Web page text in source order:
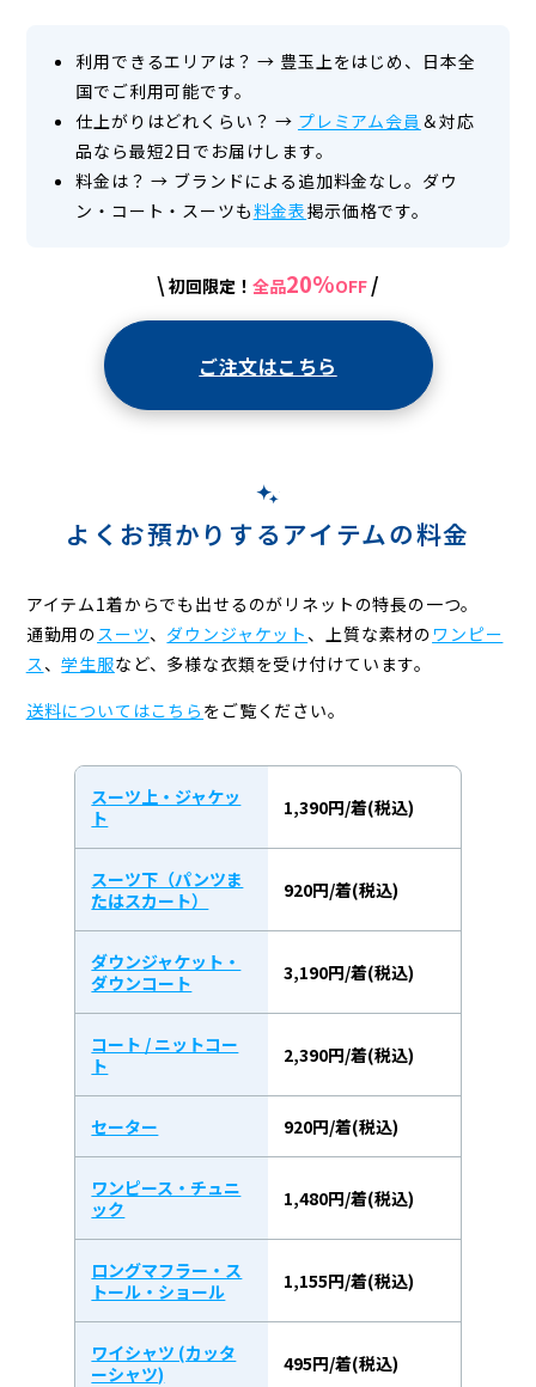
利用できるエリアは？ → 豊玉上をはじめ、日本全
国でご利用可能です。
仕上がりはどれくらい？ → プレミアム会員 ＆対応
品なら最短2日でお届けします。
料金は？ → ブランドによる追加料金なし。ダウ
ン・コート・スーツも料金表掲示価格です。
\ 初回限定！ 全品20%OFF /
ご注文はこちら
よくお預かりするアイテムの料金
アイテム1着からでも出せるのがリネットの特長の一つ。
通勤用のスーツ、 ダウンジャケット 、上質な素材のワンピー
ス、学生服など、 多様な衣類を受け付けています。
送料についてはこちら をご覧ください。
スーツ上・ジャケッ
ト
1,390円/着(税込)
スーツ下（パンツま
たはスカート）
920円/着(税込)
ダウンジャケット・
ダウンコート
3,190円/着(税込)
コート / ニットコー
ト
2,390円/着(税込)
セーター 920円/着(税込)
ワンピース・チュニ
ック
1,480円/着(税込)
ロングマフラー・ス
トール・ショール
1,155円/着(税込)
ワイシャツ (カッタ
ーシャツ)
495円/着(税込)